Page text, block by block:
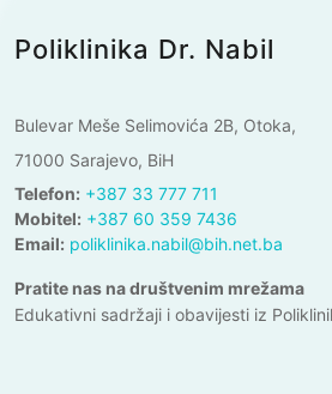
Poliklinika Dr. Nabil
Bulevar Meše Selimovića 2B, Otoka,
71000 Sarajevo, BiH
Telefon: +387 33 777 711
Mobitel: +387 60 359 7436
Email: poliklinika.nabil@bih.net.ba
Pratite nas na društvenim mrežama
Edukativni sadržaji i obavijesti iz